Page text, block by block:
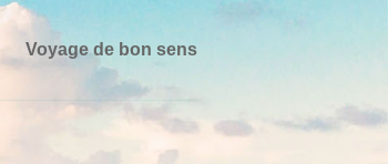
Voyage de bon sens